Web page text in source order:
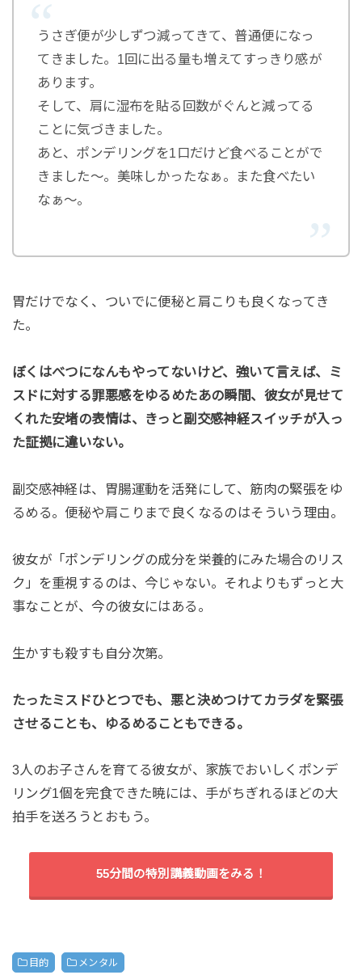
うさぎ便が少しずつ減ってきて、普通便になっ
てきました。1回に出る量も増えてすっきり感が
あります。
そして、肩に湿布を貼る回数がぐんと減ってる
ことに気づきました。
あと、ポンデリングを1口だけど食べることがで
きました〜。美味しかったなぁ。また食べたい
なぁ〜。
胃だけでなく、ついでに便秘と肩こりも良くなってき
た。
ぼくはべつになんもやってないけど、強いて言えば、ミ
スドに対する罪悪感をゆるめたあの瞬間、彼女が見せて
くれた安堵の表情は、きっと副交感神経スイッチが入っ
た証拠に違いない。
副交感神経は、胃腸運動を活発にして、筋肉の緊張をゆ
るめる。便秘や肩こりまで良くなるのはそういう理由。
彼女が「ポンデリングの成分を栄養的にみた場合のリス
ク」を重視するのは、今じゃない。それよりもずっと大
事なことが、今の彼女にはある。
生かすも殺すも自分次第。
たったミスドひとつでも、悪と決めつけてカラダを緊張
させることも、ゆるめることもできる。
3人のお子さんを育てる彼女が、家族でおいしくポンデ
リング1個を完食できた暁には、手がちぎれるほどの大
拍手を送ろうとおもう。
55分間の特別講義動画をみる！
目的 メンタル